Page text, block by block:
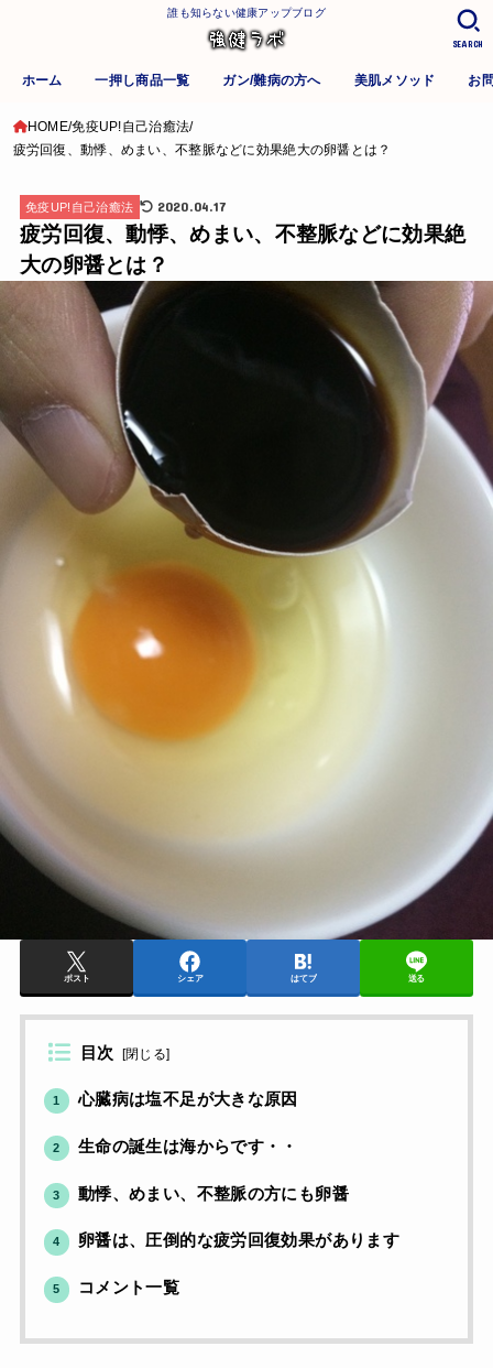
誰も知らない健康アップブログ
ホーム 一押し商品一覧 ガン/難病の方へ 美肌メソッド お
SEARCH
HOME 免疫UP!自己治癒法
疲労回復、動悸、めまい、不整脈などに効果絶大の卵醤とは？
免疫UP!自己治癒法 2020.04.17
疲労回復、動悸、めまい、不整脈などに効果絶
大の卵醤とは？
ポスト シェア はてブ 送る
目次 [閉じる]
1 心臓病は塩不足が大きな原因
2 生命の誕生は海からです・・
3 動悸、めまい、不整脈の方にも卵醤
4 卵醤は、圧倒的な疲労回復効果があります
5 コメント一覧